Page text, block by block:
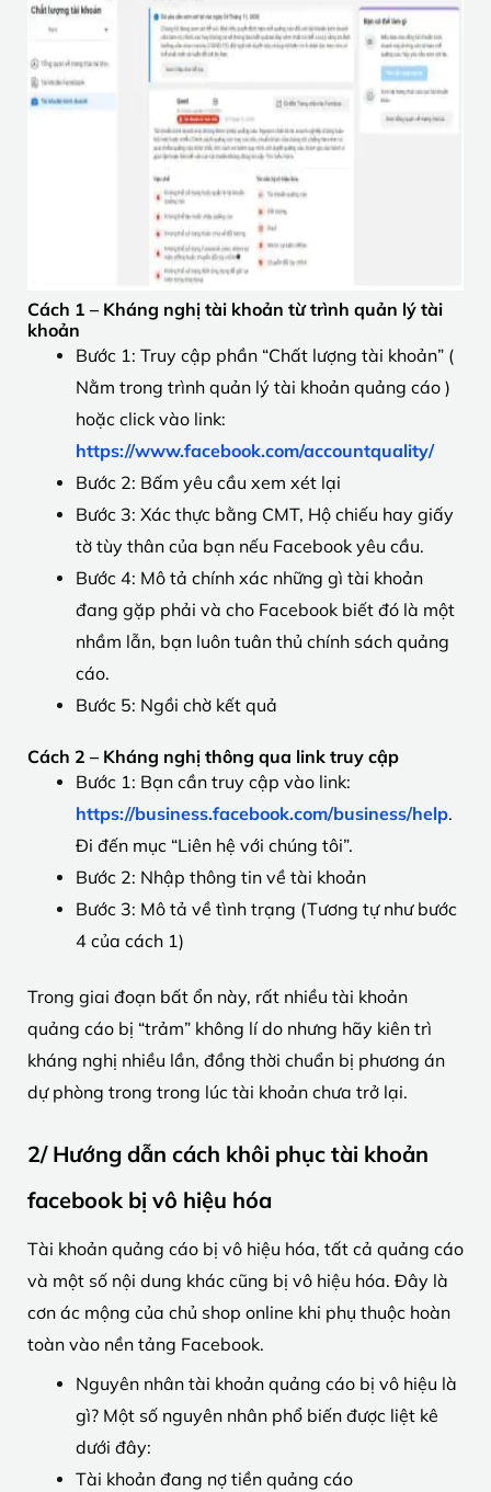
Cách 1 – Kháng nghị tài khoản từ trình quản lý tài
khoản
Bước 1: Truy cập phần “Chất lượng tài khoản” (
Nằm trong trình quản lý tài khoản quảng cáo )
hoặc click vào link:
https://www.facebook.com/accountquality/
Bước 2: Bấm yêu cầu xem xét lại
Bước 3: Xác thực bằng CMT, Hộ chiếu hay giấy
tờ tùy thân của bạn nếu Facebook yêu cầu.
Bước 4: Mô tả chính xác những gì tài khoản
đang gặp phải và cho Facebook biết đó là một
nhầm lẫn, bạn luôn tuân thủ chính sách quảng
cáo.
Bước 5: Ngồi chờ kết quả
Cách 2 – Kháng nghị thông qua link truy cập
Bước 1: Bạn cần truy cập vào link:
https://business.facebook.com/business/help.
Đi đến mục “Liên hệ với chúng tôi”.
Bước 2: Nhập thông tin về tài khoản
Bước 3: Mô tả về tình trạng (Tương tự như bước
4 của cách 1)
Trong giai đoạn bất ổn này, rất nhiều tài khoản
quảng cáo bị “trảm” không lí do nhưng hãy kiên trì
kháng nghị nhiều lần, đồng thời chuẩn bị phương án
dự phòng trong trong lúc tài khoản chưa trở lại.
2/ Hướng dẫn cách khôi phục tài khoản
facebook bị vô hiệu hóa
Tài khoản quảng cáo bị vô hiệu hóa, tất cả quảng cáo
và một số nội dung khác cũng bị vô hiệu hóa. Đây là
cơn ác mộng của chủ shop online khi phụ thuộc hoàn
toàn vào nền tảng Facebook.
Nguyên nhân tài khoản quảng cáo bị vô hiệu là
gì? Một số nguyên nhân phổ biến được liệt kê
dưới đây:
Tài khoản đang nợ tiền quảng cáo